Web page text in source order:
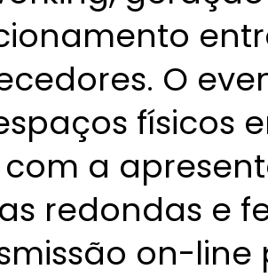
O
físicos
a
redondas e
on-line